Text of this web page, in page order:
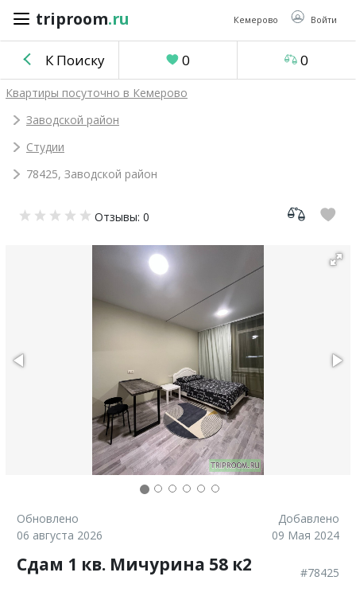
triproom.ru Кемерово Войти
triproom .ru
Российский
Войти / Зарегистрироваться
объявление
К Поиску 0 0
Квартиры посуточно в Кемерово
Заводской район
Студии
78425, Заводской район
Отзывы: 0
Обновлено
06 августа 2026
Добавлено
09 Мая 2024
Сдам 1 кв. Мичурина 58 к2
#78425